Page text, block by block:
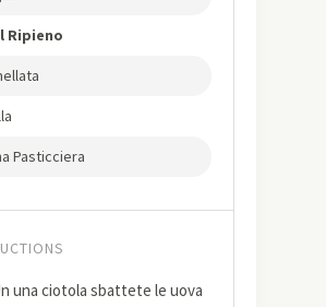
Ripieno
Pasticciera
una ciotola sbattete le uova